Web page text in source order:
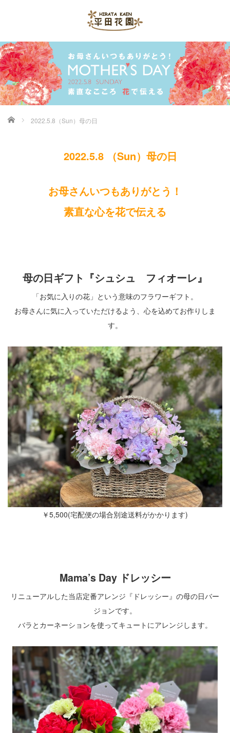
ホーム 2022.5.8（Sun）母の日
2022.5.8 （Sun）母の日
お母さんいつもありがとう！
素直な心を花で伝える
母の日ギフト『シュシュ フィオーレ』
「お気に入りの花」という意味のフラワーギフト。
お母さんに気に入っていただけるよう、心を込めてお作りしま
す。
￥5,500(宅配便の場合別途送料がかかります)
Mama’s Day ドレッシー
リニューアルした当店定番アレンジ『ドレッシー』の母の日バー
ジョンです。
バラとカーネーションを使ってキュートにアレンジします。